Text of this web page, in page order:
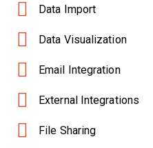
Data Import
Data Visualization
Email Integration
External Integrations
File Sharing